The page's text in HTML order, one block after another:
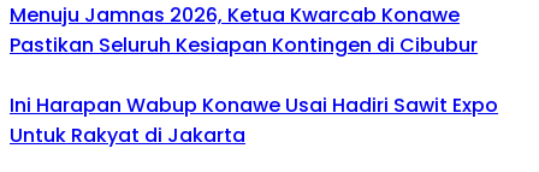
Menuju Jamnas 2026, Ketua Kwarcab Konawe
Pastikan Seluruh Kesiapan Kontingen di Cibubur
Ini Harapan Wabup Konawe Usai Hadiri Sawit Expo
Untuk Rakyat di Jakarta